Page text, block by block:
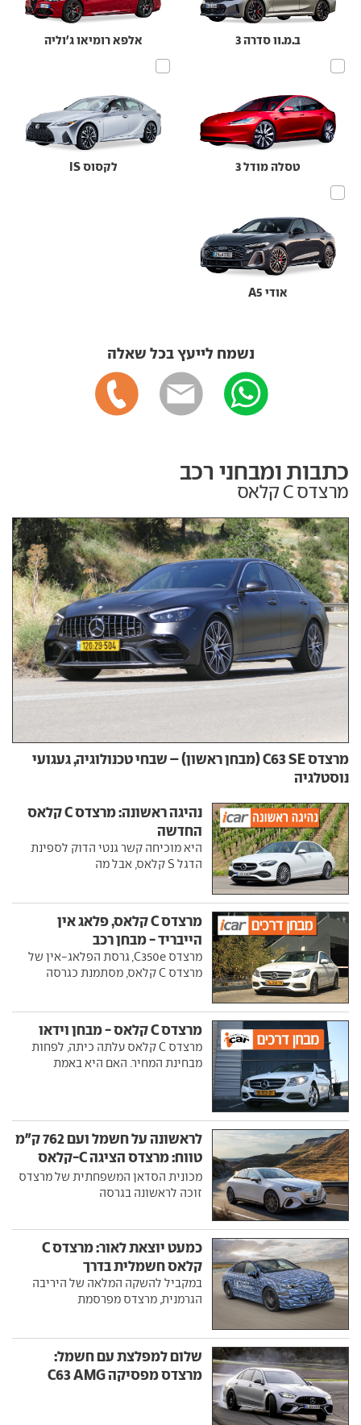
ב.מ.וו סדרה 3 אלפא רומיאו ג'וליה
טסלה מודל 3 לקסוס IS
אודי A5
נשמח לייעץ בכל שאלה
כתבות ומבחני רכב
מרצדס C קלאס
מרצדס C63 SE (מבחן ראשון) – שבחי טכנולוגיה, געגועי
נוסטלגיה
נהיגה ראשונה: מרצדס C קלאס
החדשה
היא מוכיחה קשר גנטי הדוק לספינת
הדגל S קלאס, אבל מה
מרצדס C קלאס, פלאג אין
הייבריד - מבחן רכב
מרצדס C350e, גרסת הפלאג-אין של
מרצדס C קלאס, מסתמנת כגרסה
מרצדס C קלאס - מבחן וידאו
מרצדס C קלאס עלתה כיתה, לפחות
מבחינת המחיר. האם היא באמת
לראשונה על חשמל ועם 762 ק"מ
טווח: מרצדס הציגה C-קלאס
חדשה
מכונית הסדאן המשפחתית של מרצדס
זוכה לראשונה בגרסה
כמעט יוצאת לאור: מרצדס C
קלאס חשמלית בדרך
במקביל להשקה המלאה של היריבה
הגרמנית, מרצדס מפרסמת
שלום למפלצת עם חשמל:
מרצדס מפסיקה C63 AMG